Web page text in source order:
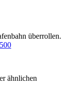
überrollen.
ähnlichen